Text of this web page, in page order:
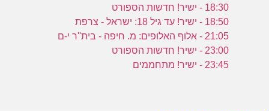
18:30 - ישיר! חדשות הספורט
18:50 - ישיר! עד גיל 18: ישראל - צרפת
21:05 - אלוף האלופים: מ. חיפה - בית''ר י-ם
23:00 - ישיר! חדשות הספורט
23:45 - ישיר! מתחממים